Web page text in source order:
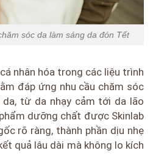
sóc da làm sáng da đón Tết
nhân hóa trong các liệu trình
đáp ứng nhu cầu chăm sóc
từ da nhạy cảm tới da lão
dưỡng chất được Skinlab
rõ ràng, thành phần dịu nhẹ
quả lâu dài mà không lo kích